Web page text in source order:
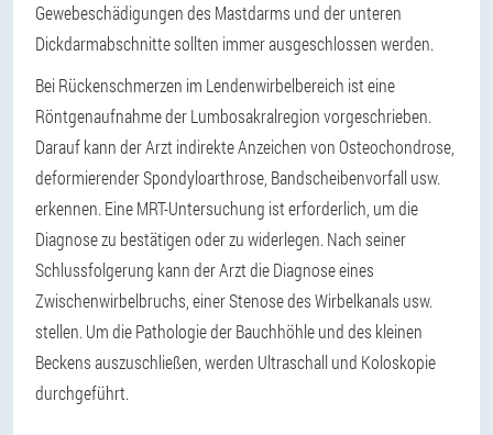
Gewebeschädigungen des Mastdarms und der unteren
Dickdarmabschnitte sollten immer ausgeschlossen werden.
Bei Rückenschmerzen im Lendenwirbelbereich ist eine
Röntgenaufnahme der Lumbosakralregion vorgeschrieben.
Darauf kann der Arzt indirekte Anzeichen von Osteochondrose,
deformierender Spondyloarthrose, Bandscheibenvorfall usw.
erkennen. Eine MRT-Untersuchung ist erforderlich, um die
Diagnose zu bestätigen oder zu widerlegen. Nach seiner
Schlussfolgerung kann der Arzt die Diagnose eines
Zwischenwirbelbruchs, einer Stenose des Wirbelkanals usw.
stellen. Um die Pathologie der Bauchhöhle und des kleinen
Beckens auszuschließen, werden Ultraschall und Koloskopie
durchgeführt.